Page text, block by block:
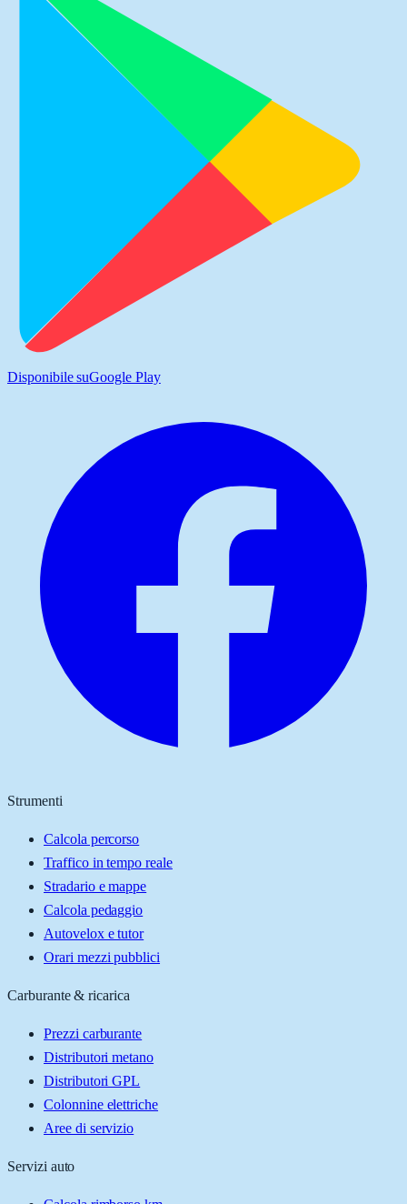
Disponibile suGoogle Play
Strumenti
Calcola percorso
Traffico in tempo reale
Stradario e mappe
Calcola pedaggio
Autovelox e tutor
Orari mezzi pubblici
Carburante & ricarica
Prezzi carburante
Distributori metano
Distributori GPL
Colonnine elettriche
Aree di servizio
Servizi auto